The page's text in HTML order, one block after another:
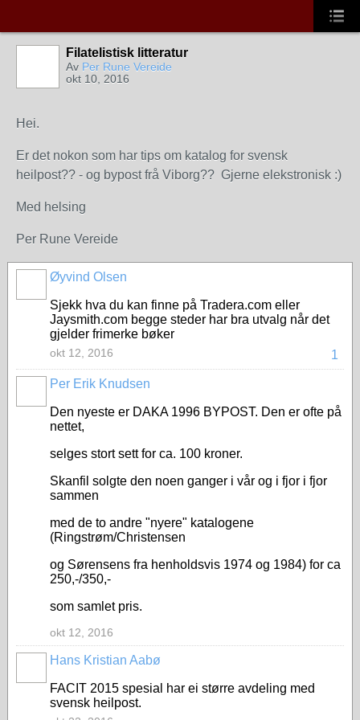
Filatelistisk litteratur
Av Per Rune Vereide
okt 10, 2016
Hei.
Er det nokon som har tips om katalog for svensk
heilpost?? - og bypost frå Viborg?? Gjerne elekstronisk :)
Med helsing
Per Rune Vereide
Øyvind Olsen
Sjekk hva du kan finne på Tradera.com eller
Jaysmith.com begge steder har bra utvalg når det
gjelder frimerke bøker
1
okt 12, 2016
Per Erik Knudsen
Den nyeste er DAKA 1996 BYPOST. Den er ofte på
nettet,
selges stort sett for ca. 100 kroner.
Skanfil solgte den noen ganger i vår og i fjor i fjor
sammen
med de to andre "nyere" katalogene
(Ringstrøm/Christensen
og Sørensens fra henholdsvis 1974 og 1984) for ca
250,-/350,-
som samlet pris.
okt 12, 2016
Hans Kristian Aabø
FACIT 2015 spesial har ei større avdeling med
svensk heilpost.